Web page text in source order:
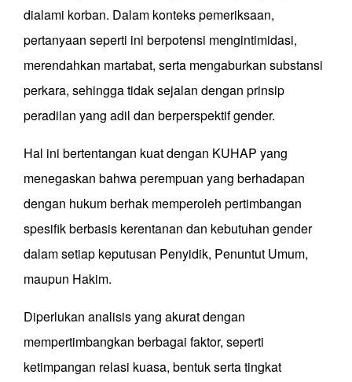
dialami korban. Dalam konteks pemeriksaan,
pertanyaan seperti ini berpotensi mengintimidasi,
merendahkan martabat, serta mengaburkan substansi
perkara, sehingga tidak sejalan dengan prinsip
peradilan yang adil dan berperspektif gender.
Hal ini bertentangan kuat dengan KUHAP yang
menegaskan bahwa perempuan yang berhadapan
dengan hukum berhak memperoleh pertimbangan
spesifik berbasis kerentanan dan kebutuhan gender
dalam setiap keputusan Penyidik, Penuntut Umum,
maupun Hakim.
Diperlukan analisis yang akurat dengan
mempertimbangkan berbagai faktor, seperti
ketimpangan relasi kuasa, bentuk serta tingkat